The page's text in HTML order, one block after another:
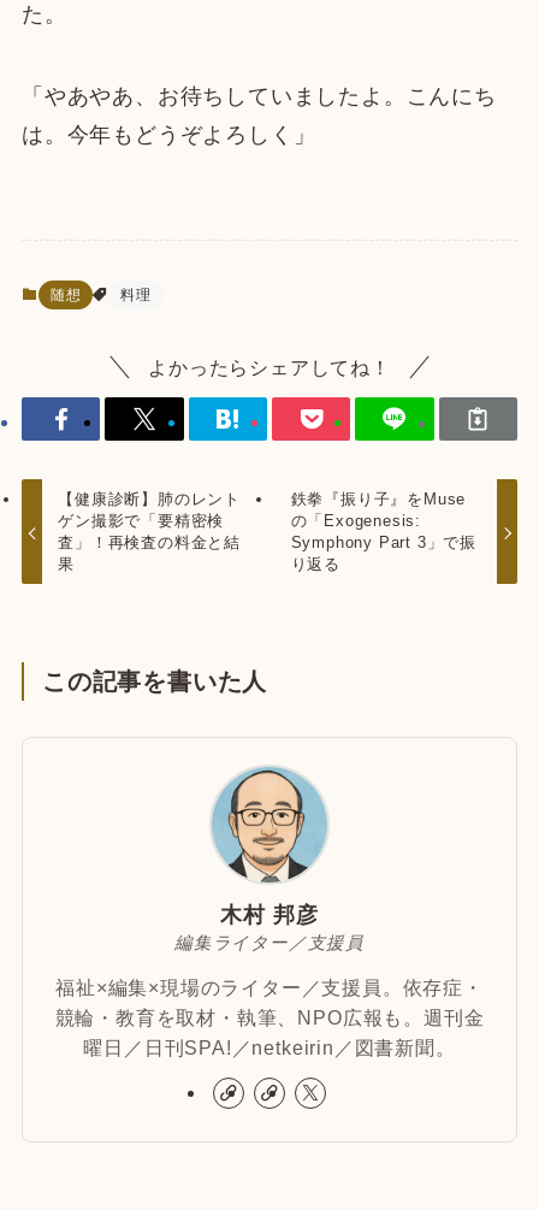
た。
「やあやあ、お待ちしていましたよ。こんにち
は。今年もどうぞよろしく」
随想 料理
よかったらシェアしてね！
【健康診断】肺のレント
ゲン撮影で「要精密検
査」！再検査の料金と結
果
鉄拳『振り子』をMuse
の「Exogenesis:
Symphony Part 3」で振
り返る
この記事を書いた人
木村 邦彦
編集ライター／支援員
福祉×編集×現場のライター／支援員。依存症・
競輪・教育を取材・執筆、NPO広報も。週刊金
曜日／日刊SPA!／netkeirin／図書新聞。